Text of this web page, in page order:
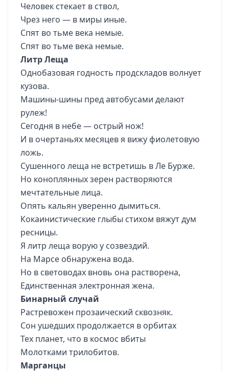
Человек стекает в ствол,
Чрез него — в миры иные.
Спят во тьме века немые.
Спят во тьме века немые.
Литр Леща
Однобазовая годность продскладов волнует
кузова.
Машины-шины пред автобусами делают
рулеж!
Сегодня в небе — острый нож!
И в очертаньях месяцев я вижу фиолетовую
ложь.
Сушенного леща не встретишь в Ле Бурже.
Но коноплянных зерен растворяются
мечтательные лица.
Опять кальян уверенно дымиться.
Кокаинистические глыбы стихом вяжут дум
ресницы.
Я литр леща ворую у созвездий.
На Марсе обнаружена вода.
Но в световодах вновь она растворена,
Единственная электронная жена.
Бинарный случай
Растревожен прозаический сквозняк.
Сон ушедших продолжается в орбитах
Тех планет, что в космос вбиты
Молотками трилобитов.
Марганцы